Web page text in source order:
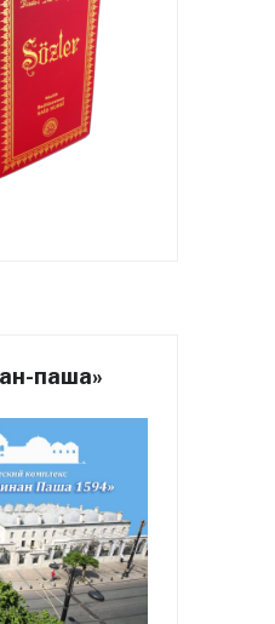
паша»